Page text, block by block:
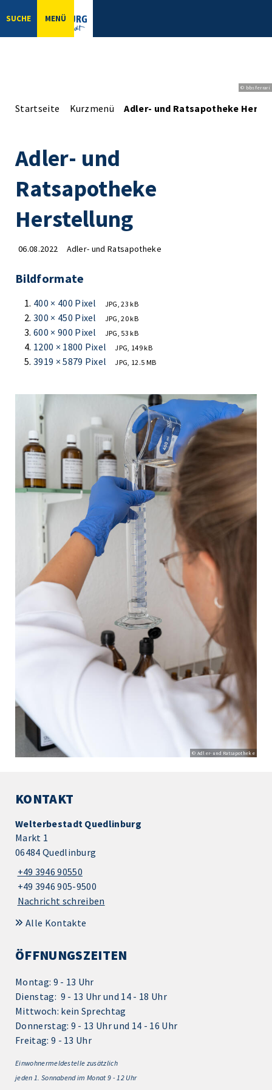
SUCHE MENÜ
© bbsferrari
Startseite Kurzmenü Adler- und Ratsapotheke
Adler- und
Ratsapotheke
Herstellung
06.08.2022 Adler- und Ratsapotheke
Bildformate
400 × 400 Pixel JPG, 23 kB
300 × 450 Pixel JPG, 20 kB
600 × 900 Pixel JPG, 53 kB
1200 × 1800 Pixel JPG, 149 kB
3919 × 5879 Pixel JPG, 12.5 MB
© Adler- und Ratsapotheke
KONTAKT
Welterbestadt Quedlinburg
Markt 1
06484 Quedlinburg
+49 3946 90550
+49 3946 905-9500
Nachricht schreiben
Alle Kontakte
ÖFFNUNGSZEITEN
Montag: 9 - 13 Uhr
Dienstag: 9 - 13 Uhr und 14 - 18 Uhr
Mittwoch: kein Sprechtag
Donnerstag: 9 - 13 Uhr und 14 - 16 Uhr
Freitag: 9 - 13 Uhr
Einwohnermeldestelle zusätzlich
jeden 1. Sonnabend im Monat 9 - 12 Uhr